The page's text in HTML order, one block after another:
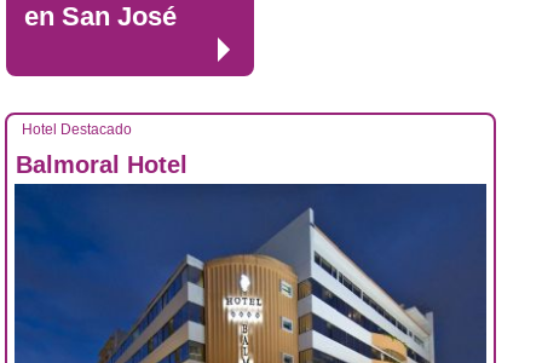
en San José
Hotel Destacado
Balmoral Hotel